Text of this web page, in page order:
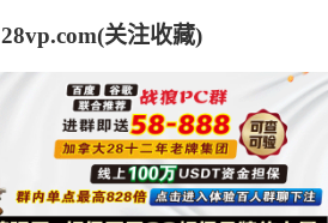
28vp.com(关注收藏)